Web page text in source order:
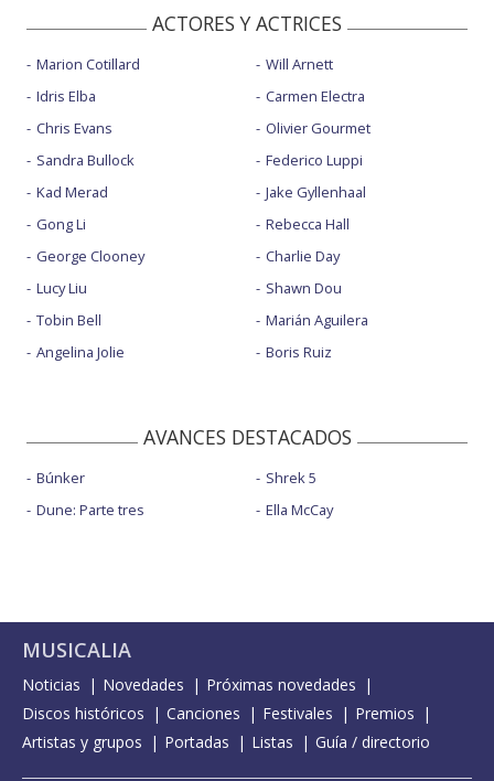
ACTORES Y ACTRICES
Marion Cotillard
Idris Elba
Chris Evans
Sandra Bullock
Kad Merad
Gong Li
George Clooney
Lucy Liu
Tobin Bell
Angelina Jolie
Will Arnett
Carmen Electra
Olivier Gourmet
Federico Luppi
Jake Gyllenhaal
Rebecca Hall
Charlie Day
Shawn Dou
Marián Aguilera
Boris Ruiz
AVANCES DESTACADOS
Búnker
Dune: Parte tres
Shrek 5
Ella McCay
MUSICALIA
Noticias Novedades
Próximas novedades
Discos históricos
Canciones Festivales
Premios
Artistas y grupos
Portadas Listas Guía / directorio